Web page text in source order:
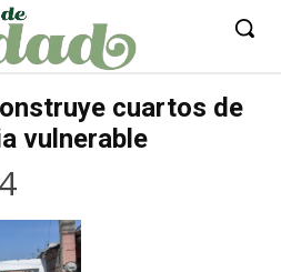
cuartos de
vulnerable